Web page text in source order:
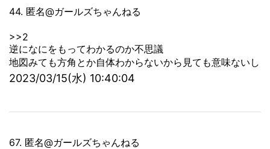
44. 匿名@ガールズちゃんねる
>>2
逆になにをもってわかるのか不思議
地図みても方角とか自体わからないから見ても意味ないし
2023/03/15(水) 10:40:04
67. 匿名@ガールズちゃんねる